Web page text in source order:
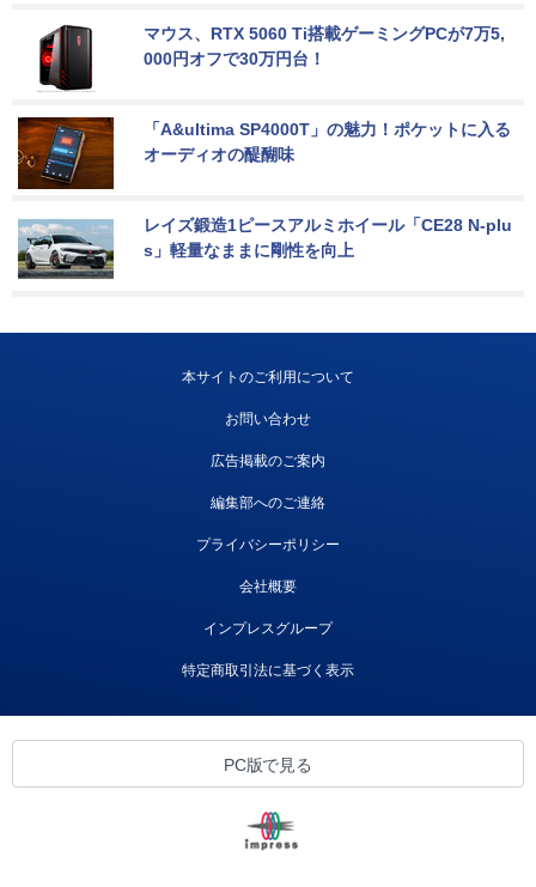
マウス、RTX 5060 Ti搭載ゲーミングPCが7万5,
000円オフで30万円台！
「A&ultima SP4000T」の魅力！ポケットに入る
オーディオの醍醐味
レイズ鍛造1ピースアルミホイール「CE28 N-plu
s」軽量なままに剛性を向上
本サイトのご利用について
お問い合わせ
広告掲載のご案内
編集部へのご連絡
プライバシーポリシー
会社概要
インプレスグループ
特定商取引法に基づく表示
PC版で見る